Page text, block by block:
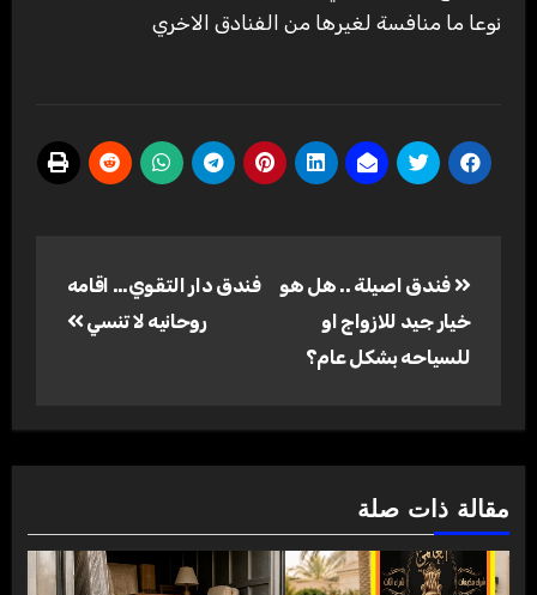
نوعا ما منافسة لغيرها من الفنادق الاخري
المقالات
فندق اصيلة .. هل هو
خيار جيد للازواج او
للسياحه بشكل عام؟
فندق دار التقوي… اقامه
روحانيه لا تنسي
مقالة ذات صلة